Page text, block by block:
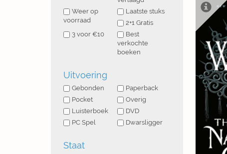
Weer op
voorraad
Laatste stuks
2+1 Gratis
3 voor €10
Best
verkochte
boeken
Uitvoering
Gebonden
Paperback
Pocket
Overig
Luisterboek
DVD
PC Spel
Dwarsligger
Staat